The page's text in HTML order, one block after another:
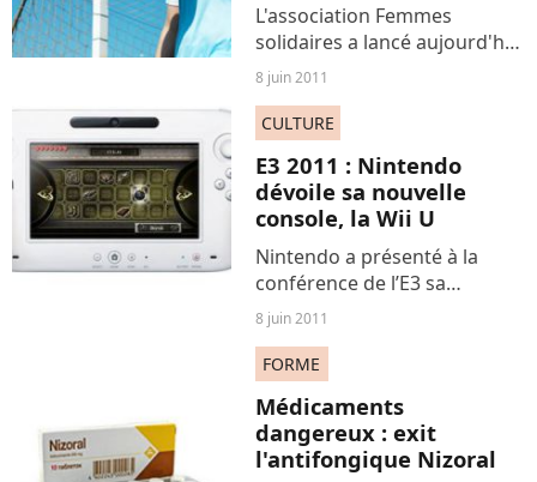
L'association Femmes
solidaires a lancé aujourd'hui
une pétition pour réclamer
une meilleure retransmission
télévisée des grands
événements sportifs
féminins. Parmi les premiers
signataires...
8 juin 2011
CULTURE
E3 2011 : Nintendo
dévoile sa nouvelle
console, la Wii U
Nintendo a présenté à la
conférence de l’E3 sa
nouvelle console qui
remplacera la Wii en 2012.
Baptisée « Wii U », cette
console est vue par Nintendo
comme une console
révolutionnaire,...
8 juin 2011
FORME
Médicaments
dangereux : exit
l'antifongique Nizoral